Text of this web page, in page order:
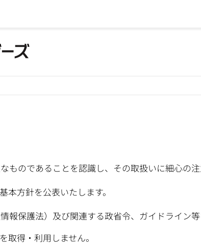
のであることを認識し、その取扱いに細心の注
本方針を公表いたします。
保護法）及び関連する政省令、ガイドライン等
取得・利用しません。